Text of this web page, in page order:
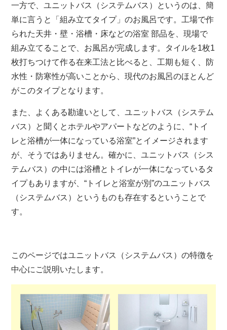
一方で、ユニットバス（システムバス）というのは、簡
単に言うと「組み立てタイプ」のお風呂です。工場で作
られた天井・壁・浴槽・床などの浴室 部品を、現場で
組み立てることで、お風呂が完成します。タイルを1枚1
枚打ちつけて作る在来工法と比べると、工期も短く、防
水性・防寒性が高いことから、現代のお風呂のほとんど
がこのタイプとなります。
また、よくある勘違いとして、ユニットバス（システム
バス）と聞くとホテルやアパートなどのように、“トイ
レと浴槽が一体になっている浴室”とイメージされます
が、そうではありません。確かに、ユニットバス（シス
テムバス）の中には浴槽とトイレが一体になっているタ
イプもありますが、“トイレと浴室が別”のユニットバス
（システムバス）というものも存在するということで
す。
このページではユニットバス（システムバス）の特徴を
中心にご説明いたします。